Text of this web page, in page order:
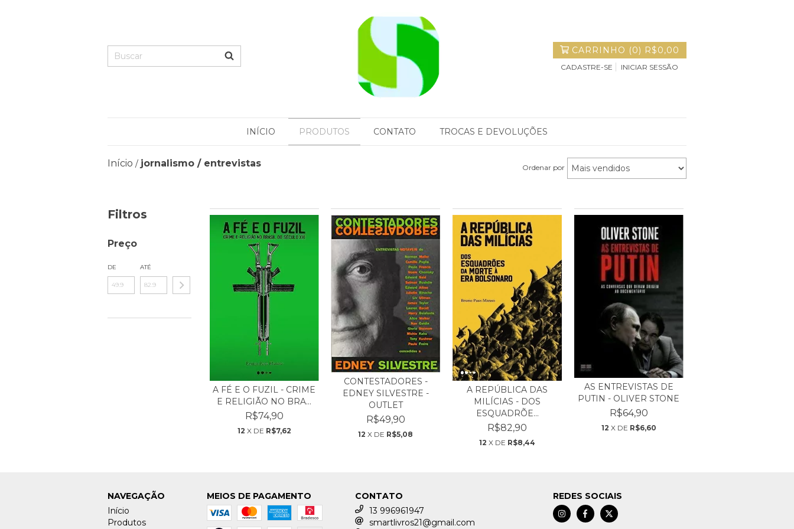
CARRINHO (0) R$0,00
CADASTRE-SE INICIAR SESSÃO
INÍCIO PRODUTOS CONTATO TROCAS E DEVOLUÇÕES
Início / jornalismo / entrevistas Ordenar por
Filtros
Preço
DE ATÉ
A FÉ E O FUZIL - CRIME
E RELIGIÃO NO BRA...
R$74,90
12 X DE R$7,62
CONTESTADORES -
EDNEY SILVESTRE -
OUTLET
R$49,90
12 X DE R$5,08
A REPÚBLICA DAS
MILÍCIAS - DOS
ESQUADRÕE...
R$82,90
12 X DE R$8,44
AS ENTREVISTAS DE
PUTIN - OLIVER STONE
R$64,90
12 X DE R$6,60
NAVEGAÇÃO
Início
Produtos
MEIOS DE PAGAMENTO
CONTATO
13 996961947
smartlivros21@gmail.com
REDES SOCIAIS